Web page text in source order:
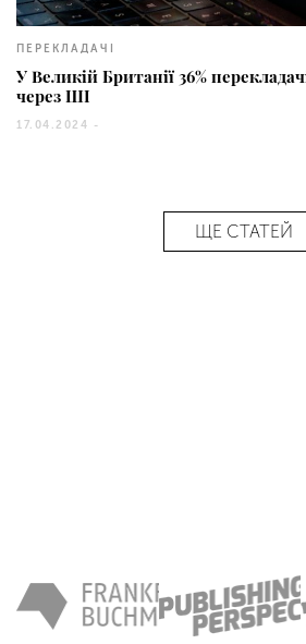
ПЕРЕКЛАДАЧІ
У Великій Британії 36%
через ШІ
17.04.2024 -
ЩЕ СТАТЕЙ